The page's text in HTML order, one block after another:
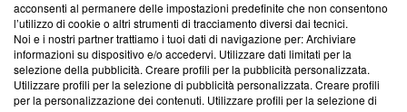
Team editoriale
Corporate
Redazione
Informativa Privacy
acconsenti al permanere delle impostazioni predefinite che non consentono
l’utilizzo di cookie o altri strumenti di tracciamento diversi dai tecnici.
Noi e i nostri partner trattiamo i tuoi dati di navigazione per: Archiviare
informazioni su dispositivo e/o accedervi. Utilizzare dati limitati per la
selezione della pubblicità. Creare profili per la pubblicità personalizzata.
Utilizzare profili per la selezione di pubblicità personalizzata. Creare profili
per la personalizzazione dei contenuti. Utilizzare profili per la selezione di